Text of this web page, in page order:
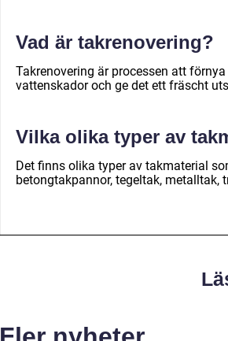
Vad är takrenovering?
Takrenovering är processen att
vattenskador och ge det ett fräscht
Vilka olika typer av
Det finns olika typer av takmaterial
betongtakpannor, tegeltak, metalltak,